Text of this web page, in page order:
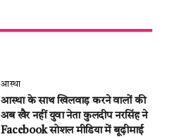
आस्था
आस्था के साथ खिलवाड़ करने वालों की
अब खैर नहीं युवा नेता कुलदीप नरसिंह ने
Facebook सोशल मीडिया में बूढ़ीमाई